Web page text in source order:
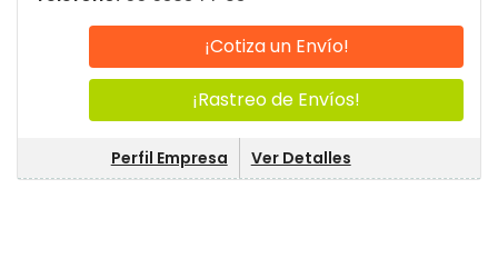
¡Cotiza un Envío!
¡Rastreo de Envíos!
Perfil Empresa Ver Detalles